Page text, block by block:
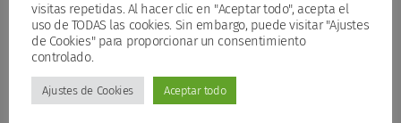
visitas repetidas. Al hacer clic en "Aceptar todo", acepta el
uso de TODAS las cookies. Sin embargo, puede visitar "Ajustes
de Cookies" para proporcionar un consentimiento
controlado.
Ajustes de Cookies Aceptar todo